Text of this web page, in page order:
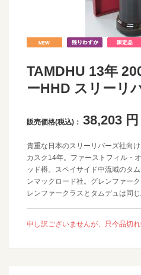
TAMDHU 13年
ーHHD スリーリ
販売価格(税込)： 38,203 円
貴重な日本のスリーリバーズ社向
カスク14年。ファーストフィル・
ッド樽。スペイサイド中流域のタ
ンマックロード社。グレンファー
レンファークラスとタムデュは同
申し訳ございませんが、只今品切れ